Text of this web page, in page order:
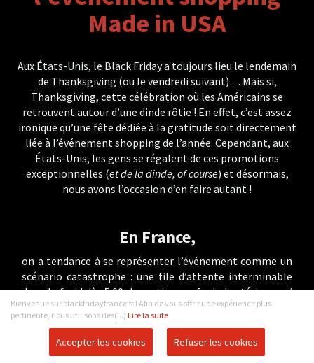
Made in USA
Aux États-Unis, le Black Friday a toujours lieu le lendemain
de Thanksgiving (ou le vendredi suivant)… Mais si,
Thanksgiving, cette célébration où les Américains se
retrouvent autour d’une dinde rôtie ! En effet, c’est assez
ironique qu’une fête dédiée à la gratitude soit directement
liée à l’événement shopping de l’année. Cependant, aux
États-Unis, les gens se régalent de ces promotions
exceptionnelles (et de la dinde, of course) et désormais,
nous avons l’occasion d’en faire autant !
En France,
on a tendance à se représenter l’événement comme un
scénario catastrophe : une file d’attente interminable
dans le froid dès 5:00 du matin, une foule hystérique qui
envahit les magasins dès leur ouverture ou une
continuelle bagarre pour une télévision 4K à moins 80%.
Ces images ont fait le tour du globe et ont retenu
l’attention de beaucoup d’entre nous. Honnêtement,
Bienvenue sur blackfridayfrance.fr ! Afin de vous offrir une expérience plus
pertinente, nous utilisons des(...) Lire la suite
Accepter les cookies Refuser les cookies